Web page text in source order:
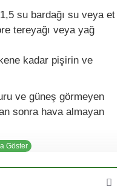
su bardağı su veya et
tereyağı veya yağ
kadar pişirin ve
ve güneş görmeyen
sonra hava almayan